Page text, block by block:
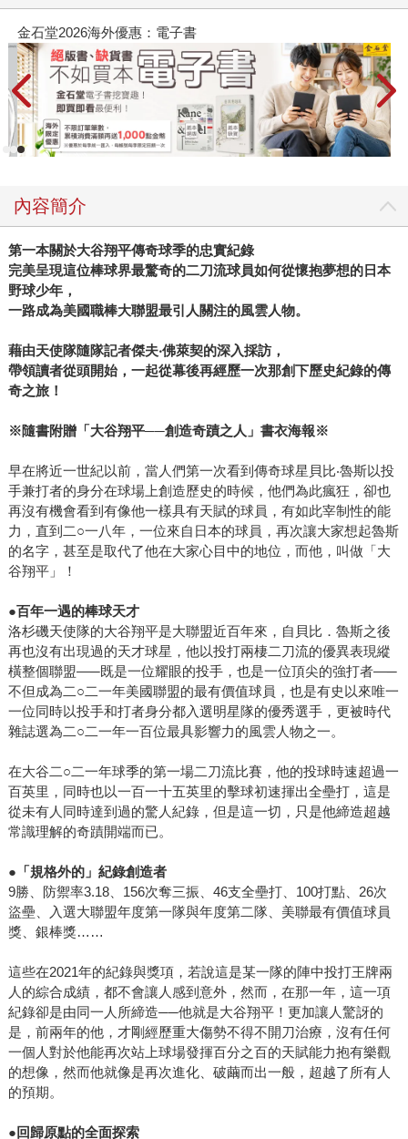
金石堂2026海外優惠：電子書
內容簡介
第一本關於大谷翔平傳奇球季的忠實紀錄
完美呈現這位棒球界最驚奇的二刀流球員如何從懷抱夢想的日本
野球少年，
一路成為美國職棒大聯盟最引人關注的風雲人物。
藉由天使隊隨隊記者傑夫‧佛萊契的深入採訪，
帶領讀者從頭開始，一起從幕後再經歷一次那創下歷史紀錄的傳
奇之旅！
※隨書附贈「大谷翔平──創造奇蹟之人」書衣海報※
早在將近一世紀以前，當人們第一次看到傳奇球星貝比‧魯斯以投
手兼打者的身分在球場上創造歷史的時候，他們為此瘋狂，卻也
再沒有機會看到有像他一樣具有天賦的球員，有如此宰制性的能
力，直到二○一八年，一位來自日本的球員，再次讓大家想起魯斯
的名字，甚至是取代了他在大家心目中的地位，而他，叫做「大
谷翔平」！
●百年一遇的棒球天才
洛杉磯天使隊的大谷翔平是大聯盟近百年來，自貝比．魯斯之後
再也沒有出現過的天才球星，他以投打兩棲二刀流的優異表現縱
橫整個聯盟—─既是一位耀眼的投手，也是一位頂尖的強打者—─
不但成為二○二一年美國聯盟的最有價值球員，也是有史以來唯一
一位同時以投手和打者身分都入選明星隊的優秀選手，更被時代
雜誌選為二○二一年一百位最具影響力的風雲人物之一。
在大谷二○二一年球季的第一場二刀流比賽，他的投球時速超過一
百英里，同時也以一百一十五英里的擊球初速揮出全壘打，這是
從未有人同時達到過的驚人紀錄，但是這一切，只是他締造超越
常識理解的奇蹟開端而已。
●「規格外的」紀錄創造者
9勝、防禦率3.18、156次奪三振、46支全壘打、100打點、26次
盜壘、入選大聯盟年度第一隊與年度第二隊、美聯最有價值球員
獎、銀棒獎……
這些在2021年的紀錄與獎項，若說這是某一隊的陣中投打王牌兩
人的綜合成績，都不會讓人感到意外，然而，在那一年，這一項
紀錄卻是由同一人所締造──他就是大谷翔平！更加讓人驚訝的
是，前兩年的他，才剛經歷重大傷勢不得不開刀治療，沒有任何
一個人對於他能再次站上球場發揮百分之百的天賦能力抱有樂觀
的想像，然而他就像是再次進化、破繭而出一般，超越了所有人
的預期。
●回歸原點的全面探索